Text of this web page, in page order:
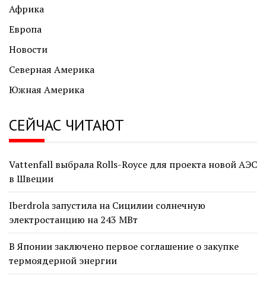
Африка
Европа
Новости
Северная Америка
Южная Америка
СЕЙЧАС ЧИТАЮТ
Vattenfall выбрала Rolls-Royce для проекта новой АЭС
в Швеции
Iberdrola запустила на Сицилии солнечную
электростанцию на 243 МВт
В Японии заключено первое соглашение о закупке
термоядерной энергии